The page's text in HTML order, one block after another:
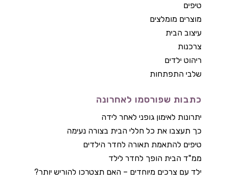
טיפים
מוצרים מומלצים
עיצוב הבית
צרכנות
ריהוט ילדים
שלבי התפתחות
כתבות שפורסמו לאחרונה
יתרונות לאימון גופני לאחר לידה
כך תעצבו את כל חללי הבית בצורה נעימה
טיפים להתאמת תאורה לחדר הילדים
ממ"ד הבית הופך לחדר לילד
ילד עם צרכים מיוחדים – האם תצטרכו להוריש יותר?